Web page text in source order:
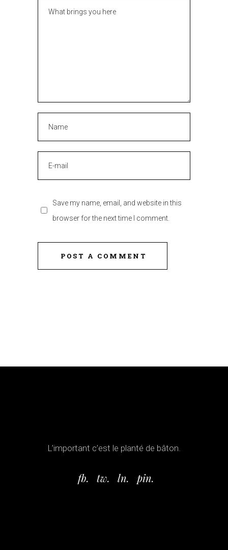
Save my name, email, and website in this
browser for the next time I comment.
POST A COMMENT
L’important c’est le planté de bâton.
fb. tw. ln. pin.